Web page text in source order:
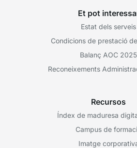
Et pot
Estat dels serveis
Condicions de prestació
Balanç AOC 2025
Reconeixements
Recursos
Índex de maduresa
Campus de
Imatge